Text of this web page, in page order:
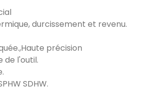
durcissement et revenu.
précision
de l'outil.
SDHW.